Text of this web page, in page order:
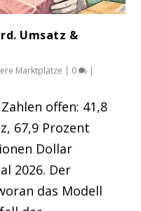
Umsatz &
Marktplätze | 0 |
offen: 41,8
67,9 Prozent
Dollar
2026. Der
das Modell